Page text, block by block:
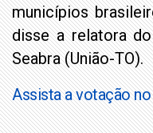
municípios
disse a relatora
Seabra (União-TO).
Assista a votação